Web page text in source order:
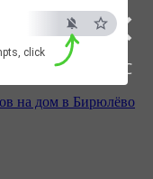
×
ESC
click